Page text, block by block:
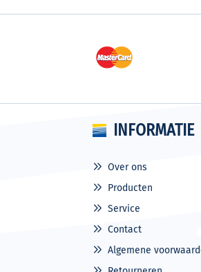
INFORMATIE
Over ons
Producten
Service
Contact
Algemene